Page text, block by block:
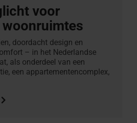
voor
doordacht design en
– in het Nederlandse
als onderdeel van een
een appartementencomplex,